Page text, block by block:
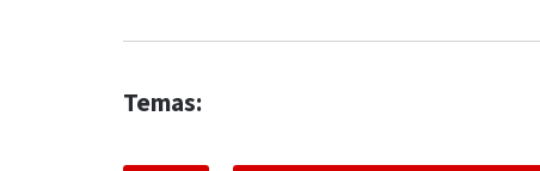
Temas: